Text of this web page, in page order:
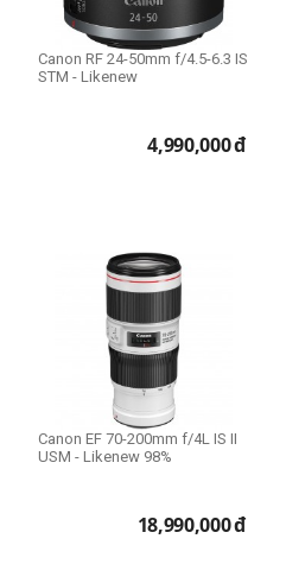
Canon RF 24-50mm f/4.5-6.3 IS
STM - Likenew
4,990,000đ
Canon EF 70-200mm f/4L IS II
USM - Likenew 98%
18,990,000đ